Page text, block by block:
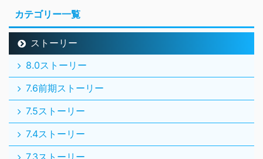
カテゴリー一覧
ストーリー
8.0ストーリー
7.6前期ストーリー
7.5ストーリー
7.4ストーリー
7.3ストーリー